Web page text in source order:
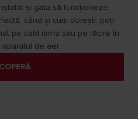
și gata să funcționeze
când și cum dorești: poți
pe cald iarna sau pe răcire în
aparatul de aer